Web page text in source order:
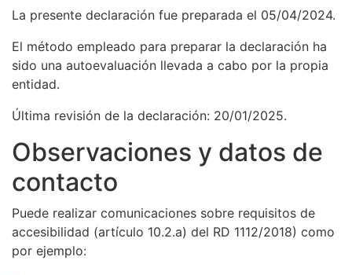
La presente declaración fue preparada el 05/04/2024.
El método empleado para preparar la declaración ha
sido una autoevaluación llevada a cabo por la propia
entidad.
Última revisión de la declaración: 20/01/2025.
Observaciones y datos de
contacto
Puede realizar comunicaciones sobre requisitos de
accesibilidad (artículo 10.2.a) del RD 1112/2018) como
por ejemplo: